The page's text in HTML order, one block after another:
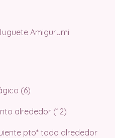
(6)
alrededor (12)
pto* todo alrededor